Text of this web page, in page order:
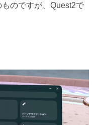
のですが、Quest2で